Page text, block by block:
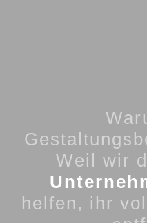
Weil wir
helfen, ihr